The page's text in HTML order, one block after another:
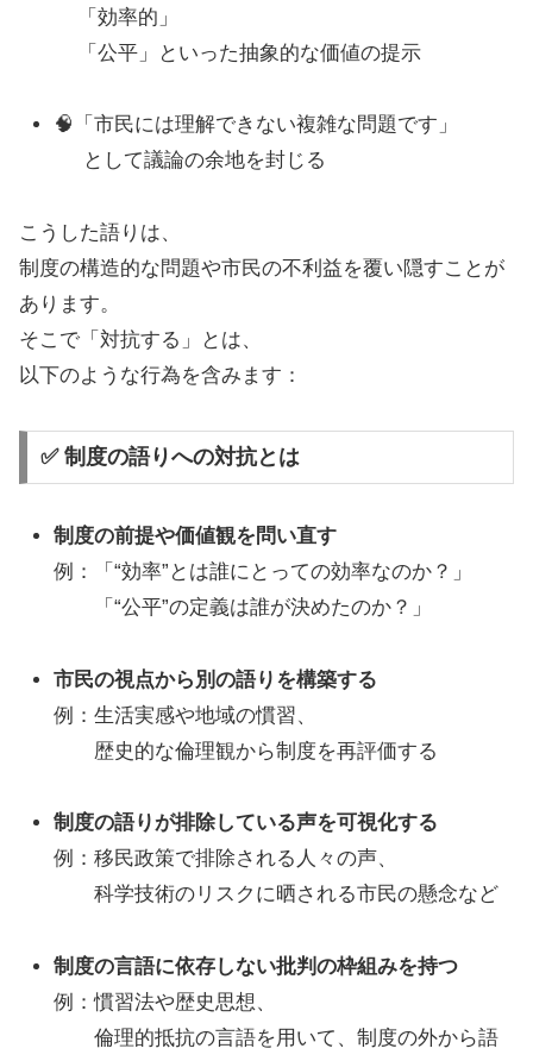
「効率的」
「公平」といった抽象的な価値の提示
🧠「市民には理解できない複雑な問題です」
として議論の余地を封じる
こうした語りは、
制度の構造的な問題や市民の不利益を覆い隠すことが
あります。
そこで「対抗する」とは、
以下のような行為を含みます：
✅ 制度の語りへの対抗とは
制度の前提や価値観を問い直す
例：「“効率”とは誰にとっての効率なのか？」
「“公平”の定義は誰が決めたのか？」
市民の視点から別の語りを構築する
例：生活実感や地域の慣習、
歴史的な倫理観から制度を再評価する
制度の語りが排除している声を可視化する
例：移民政策で排除される人々の声、
科学技術のリスクに晒される市民の懸念など
制度の言語に依存しない批判の枠組みを持つ
例：慣習法や歴史思想、
倫理的抵抗の言語を用いて、制度の外から語